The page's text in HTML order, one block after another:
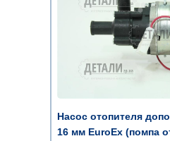
Насос отопителя
16 мм EuroEx (помпа